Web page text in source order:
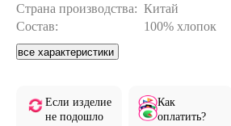
Страна производства: Китай
Состав:
100% хлопок
все характеристики
Если изделие
не подошло
Как
оплатить?